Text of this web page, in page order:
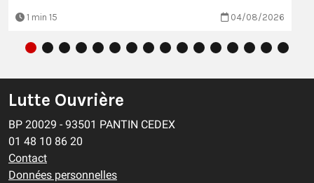
1 min 15 04/08/2026
Lutte Ouvrière
BP 20029 - 93501 PANTIN CEDEX
01 48 10 86 20
Contact
Données personnelles